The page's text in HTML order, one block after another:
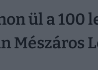
ül a 100
Mészáros